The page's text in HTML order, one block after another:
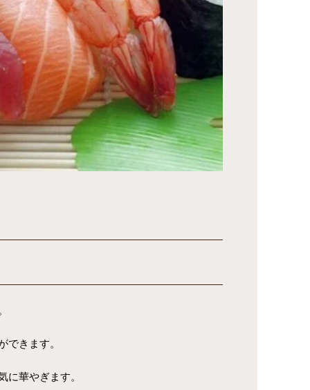
できます。
華やぎます。